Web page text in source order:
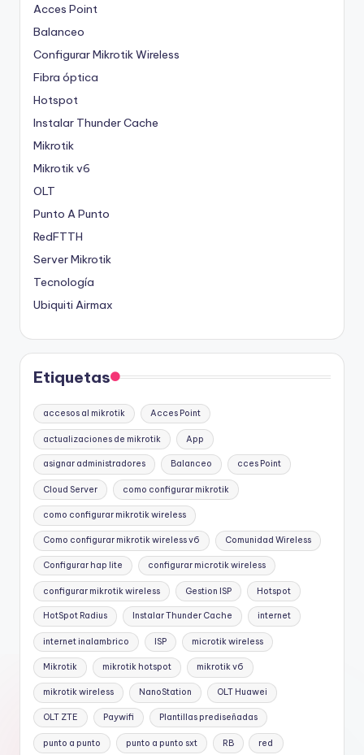
Acces Point
Balanceo
Configurar Mikrotik Wireless
Fibra óptica
Hotspot
Instalar Thunder Cache
Mikrotik
Mikrotik v6
OLT
Punto A Punto
RedFTTH
Server Mikrotik
Tecnología
Ubiquiti Airmax
Etiquetas
accesos al mikrotik Acces Point
actualizaciones de mikrotik App
asignar administradores Balanceo cces Point
Cloud Server como configurar mikrotik
como configurar mikrotik wireless
Como configurar mikrotik wireless v6 Comunidad Wireless
Configurar hap lite configurar microtik wireless
configurar mikrotik wireless Gestion ISP Hotspot
HotSpot Radius Instalar Thunder Cache internet
internet inalambrico ISP microtik wireless
Mikrotik mikrotik hotspot mikrotik v6
mikrotik wireless NanoStation OLT Huawei
OLT ZTE Paywifi Plantillas prediseñadas
punto a punto punto a punto sxt RB red